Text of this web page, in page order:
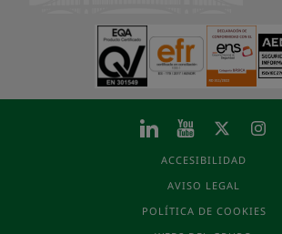
ACCESIBILIDAD
AVISO LEGAL
POLÍTICA DE COOKIES